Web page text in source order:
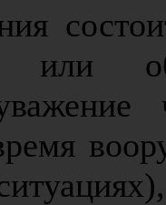
или